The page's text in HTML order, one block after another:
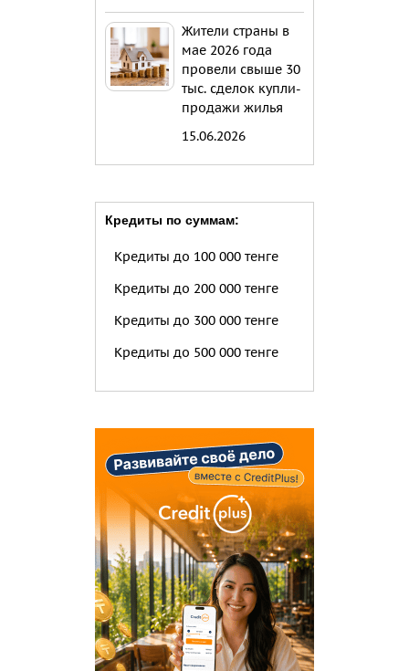
Жители страны в
мае 2026 года
провели свыше 30
тыс. сделок купли-
продажи жилья
15.06.2026
Кредиты по суммам:
Кредиты до 100 000 тенге
Кредиты до 200 000 тенге
Кредиты до 300 000 тенге
Кредиты до 500 000 тенге